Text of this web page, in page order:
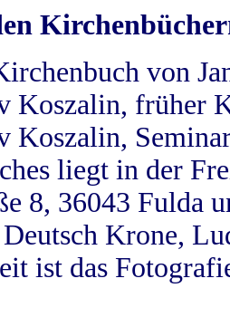
von
Koszalin, früher
Koszalin,
liegt in der
8, 36043 Fulda
Krone,
ist das